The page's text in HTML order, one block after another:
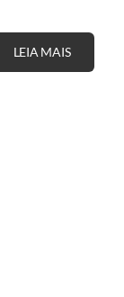
LEIA MAISP